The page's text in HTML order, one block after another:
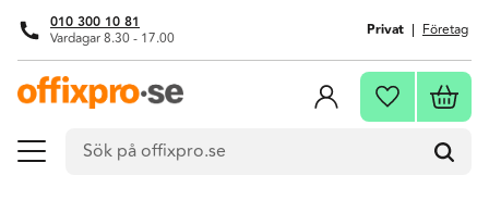
Meny
010 300 10 81
Vardagar 8.30 - 17.00 Privat Företag
Favoriter